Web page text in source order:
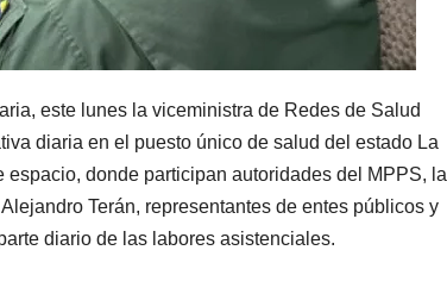
este lunes la viceministra de Redes de Salud
diaria en el puesto único de salud del estado La
donde participan autoridades del MPPS, la
Terán, representantes de entes públicos y
diario de las labores asistenciales.